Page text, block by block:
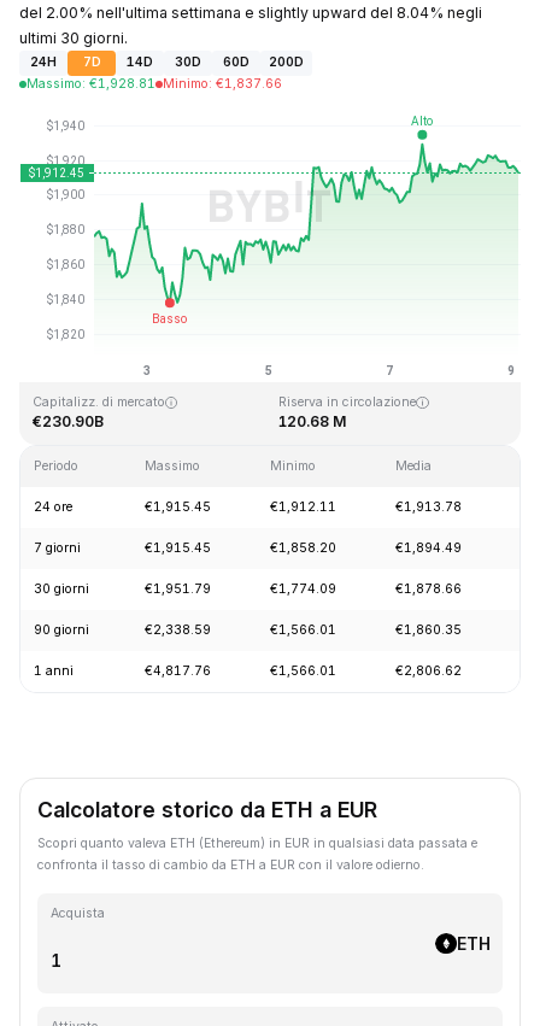
del 2.00% nell'ultima settimana e slightly upward del 8.04% negli
ultimi 30 giorni.
24H 7D 14D 30D 60D
200D
Massimo: €1,928.81 Minimo: €1,837.66
Ultimo aggiornamento: 2026-08-09, 03:11 GMT+0
Capitalizz. di mercato
€230.90B
Riserva in circolazione
120.68 M
Periodo Massimo Minimo Media
24 ore €1,915.45 €1,912.11 €1,913.78
7 giorni €1,915.45 €1,858.20 €1,894.49
30 giorni €1,951.79 €1,774.09 €1,878.66
90 giorni €2,338.59 €1,566.01 €1,860.35
1 anni €4,817.76 €1,566.01 €2,806.62
Calcolatore storico da ETH a EUR
Scopri quanto valeva ETH (Ethereum) in EUR in qualsiasi data passata e
confronta il tasso di cambio da ETH a EUR con il valore odierno.
Acquista
ETH